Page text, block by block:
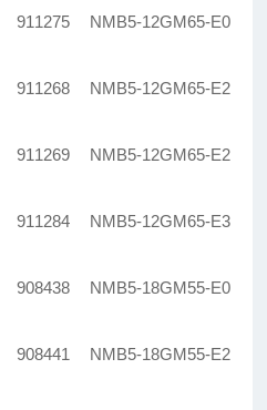
911275 NMB5-12GM65-E0
911268 NMB5-12GM65-E2
911269 NMB5-12GM65-E2
911284 NMB5-12GM65-E3
908438 NMB5-18GM55-E0
908441 NMB5-18GM55-E2